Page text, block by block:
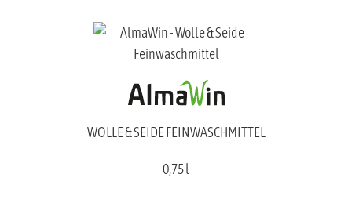
WOLLE & SEIDE FEINWASCHMITTEL
0,75 l